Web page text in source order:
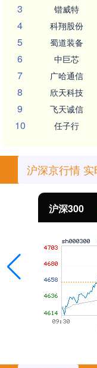
3 锴威特
4 科翔股份
5 蜀道装备
6 中巨芯
7 广哈通信
8 欣天科技
9 飞天诚信
10 任子行
沪深京行情 实
沪深300